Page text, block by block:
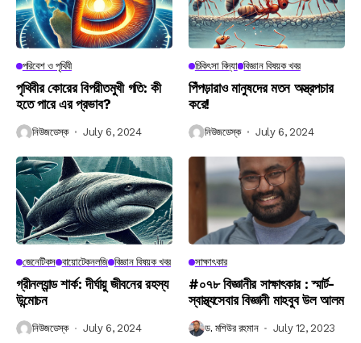
পরিবেশ ও পৃথিবী
পৃথিবীর কোরের বিপরীতমুখী গতি: কী
হতে পারে এর প্রভাব?
নিউজডেস্ক July 6, 2024
চিকিৎসা বিদ্যা বিজ্ঞান বিষয়ক খবর
পিঁপড়ারাও মানুষদের মতন অস্ত্রপচার
করে!
নিউজডেস্ক July 6, 2024
জেনেটিকস বায়োটেকনলজি বিজ্ঞান বিষয়ক খবর
গ্রীনল্যান্ড শার্ক: দীর্ঘায়ু জীবনের রহস্য
উন্মোচন
নিউজডেস্ক July 6, 2024
সাক্ষাৎকার
#০৭৮ বিজ্ঞানীর সাক্ষাৎকার : স্মার্ট-
স্বাস্থ্যসেবার বিজ্ঞানী মাহবুব উল আলম
ড. মশিউর রহমান July 12, 2023